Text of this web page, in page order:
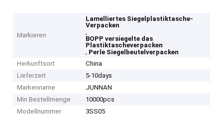
Markieren
Lamelliertes Siegelplastiktasche-
Verpacken
,
BOPP versiegelte das
Plastiktascheverpacken
, Perle Siegelbeutelverpacken
Herkunftsort
China
Lieferzeit
5-10days
Markenname
JUNNAN
Min Bestellmenge
10000pcs
Modellnummer
3SS05